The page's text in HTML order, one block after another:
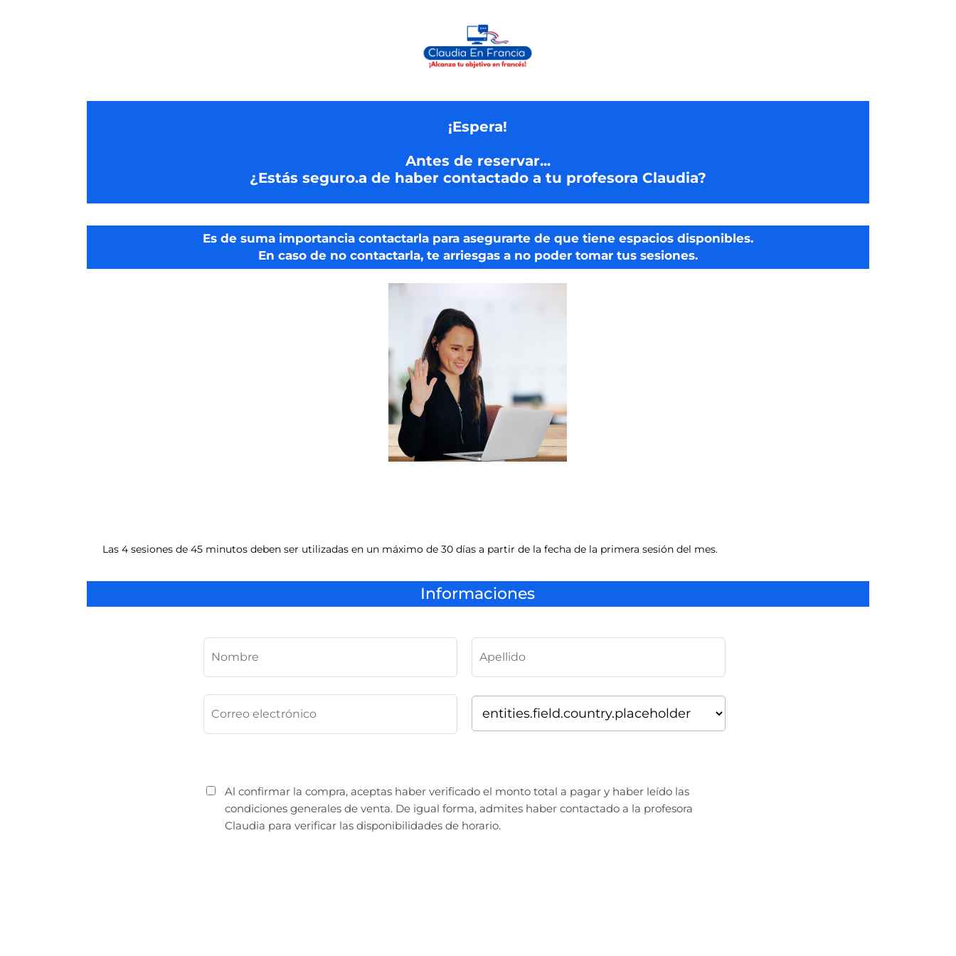
¡Espera!
Antes de reservar...
¿Estás seguro.a de haber contactado a tu profesora Claudia?
Es de suma importancia contactarla para asegurarte de que tiene espacios disponibles.
En caso de no contactarla, te arriesgas a no poder tomar tus sesiones.
Las 4 sesiones de 45 minutos deben ser utilizadas en un máximo de 30 días a partir de la fecha de la primera sesión del mes.
Informaciones
Al confirmar la compra, aceptas haber verificado el monto total a pagar y haber leído las
condiciones generales de venta. De igual forma, admites haber contactado a la profesora
Claudia para verificar las disponibilidades de horario.